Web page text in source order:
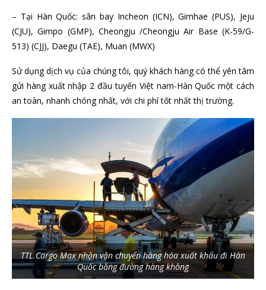
– Tại Hàn Quốc: sân bay Incheon (ICN), Gimhae (PUS), Jeju
(CJU), Gimpo (GMP), Cheongju /Cheongju Air Base (K-59/G-
513) (CJJ), Daegu (TAE), Muan (MWX)
Sử dụng dịch vụ của chúng tôi, quý khách hàng có thể yên tâm
gửi hàng xuất nhập 2 đầu tuyến Việt nam-Hàn Quốc một cách
an toàn, nhanh chóng nhất, với chi phí tốt nhất thị trường.
TTL Cargo Max nhận vận chuyển hàng hóa xuất khẩu đi Hàn
Quốc bằng đường hàng không